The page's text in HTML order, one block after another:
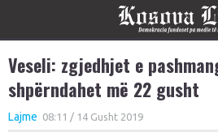
Veseli: zgjedhjet e
shpërndahet më 22 gusht
Lajme 08:11 / 14 Gusht 2019